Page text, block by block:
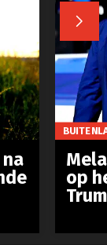

op